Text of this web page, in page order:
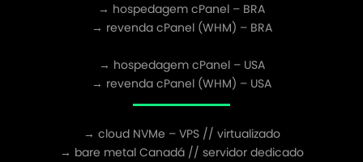
→ hospedagem cPanel – BRA
→ revenda cPanel (WHM) – BRA
→ hospedagem cPanel – USA
→ revenda cPanel (WHM) – USA
→ cloud NVMe – VPS // virtualizado
→ bare metal Canadá // servidor dedicado